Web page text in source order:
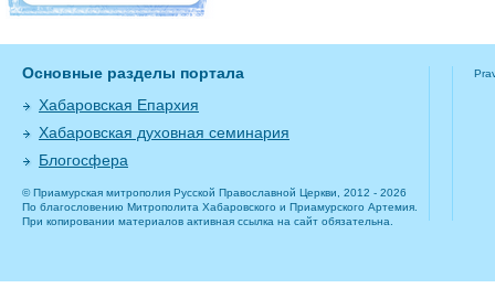
Основные разделы портала
Хабаровская Епархия
Хабаровская духовная семинария
Блогосфера
© Приамурская митрополия Русской Православной Церкви, 2012 - 2026
По благословению Митрополита Хабаровского и Приамурского Артемия.
При копировании материалов активная ссылка на сайт обязательна.